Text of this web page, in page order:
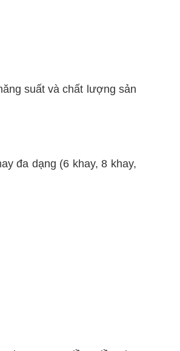
suất và chất lượng sản
đa dạng (6 khay, 8 khay,